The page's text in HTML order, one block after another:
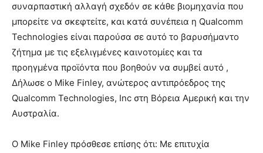
συναρπαστική αλλαγή σχεδόν σε κάθε βιομηχανία που
μπορείτε να σκεφτείτε, και κατά συνέπεια η Qualcomm
Technologies είναι παρούσα σε αυτό το βαρυσήμαντο
ζήτημα με τις εξελιγμένες καινοτομίες και τα
προηγμένα προϊόντα που βοηθούν να συμβεί αυτό ,
Δήλωσε ο Mike Finley, ανώτερος αντιπρόεδρος της
Qualcomm Technologies, Inc στη Βόρεια Αμερική και την
Αυστραλία.
Ο Mike Finley πρόσθεσε επίσης ότι: Με επιτυχία